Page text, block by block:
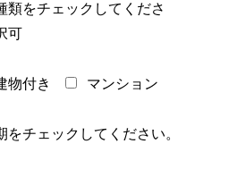
をチェックしてくださ
可
物付き マンション
チェックしてください。